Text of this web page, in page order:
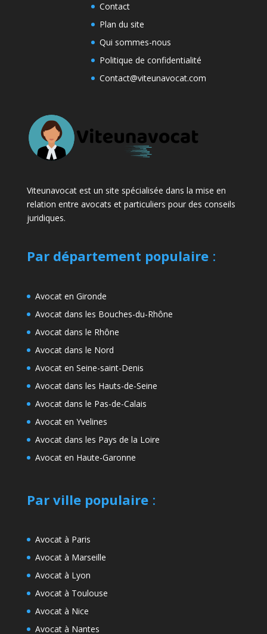
Contact
Plan du site
Qui sommes-nous
Politique de confidentialité
Contact@viteunavocat.com
Viteunavocat est un site spécialisée dans la mise en
relation entre avocats et particuliers pour des conseils
juridiques.
Par département populaire:
Avocat en Gironde
Avocat dans les Bouches-du-Rhône
Avocat dans le Rhône
Avocat dans le Nord
Avocat en Seine-saint-Denis
Avocat dans les Hauts-de-Seine
Avocat dans le Pas-de-Calais
Avocat en Yvelines
Avocat dans les Pays de la Loire
Avocat en Haute-Garonne
Par ville populaire:
Avocat à Paris
Avocat à Marseille
Avocat à Lyon
Avocat à Toulouse
Avocat à Nice
Avocat à Nantes